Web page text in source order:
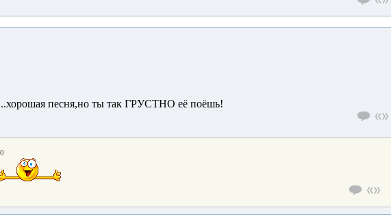
песня,но ты так ГРУСТНО её поёшь!